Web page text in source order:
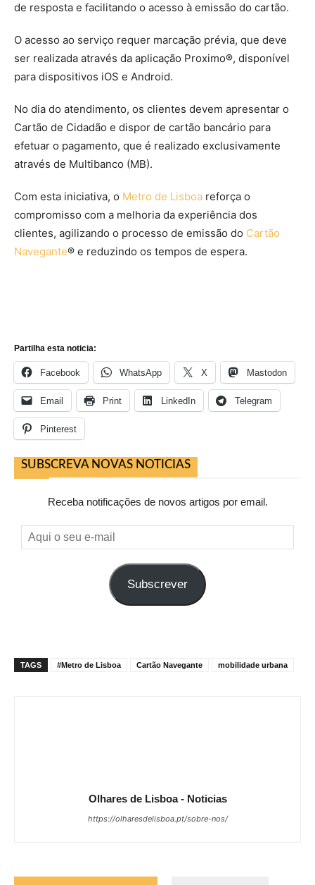
de resposta e facilitando o acesso à emissão do cartão.
O acesso ao serviço requer marcação prévia, que deve
ser realizada através da aplicação Proximo®, disponível
para dispositivos iOS e Android.
No dia do atendimento, os clientes devem apresentar o
Cartão de Cidadão e dispor de cartão bancário para
efetuar o pagamento, que é realizado exclusivamente
através de Multibanco (MB).
Com esta iniciativa, o Metro de Lisboa reforça o
compromisso com a melhoria da experiência dos
clientes, agilizando o processo de emissão do Cartão
Navegante® e reduzindo os tempos de espera.
Partilha esta noticia:
Facebook WhatsApp X Mastodon
Email Print LinkedIn Telegram
Pinterest
SUBSCREVA NOVAS NOTICIAS
Receba notificações de novos artigos por email.
Aqui
o
Subscrever
TAGS #Metro de Lisboa Cartão Navegante mobilidade urbana
Olhares de Lisboa - Noticias
https://olharesdelisboa.pt/sobre-nos/